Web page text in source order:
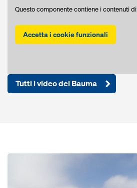
Questo componente contiene i contenuti
Accetta i cookie funzionali
Tutti i video del Bauma
Open